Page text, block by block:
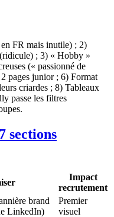
FR mais inutile) ; 2)
; 3) « Hobby »
(« passionné de
pages junior ; 6) Format
criardes ; 8) Tableaux
passe les filtres
sections
Impact
recrutement
brand
LinkedIn)
Premier
visuel